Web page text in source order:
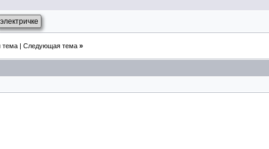
электричке
тема| Следующая тема »